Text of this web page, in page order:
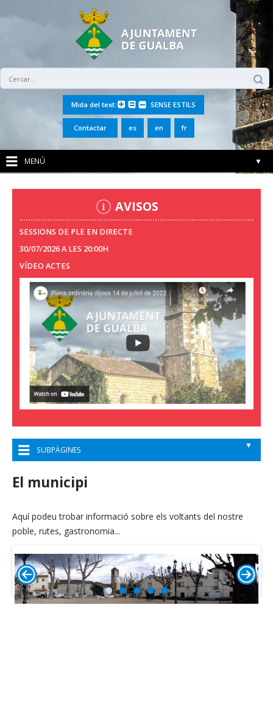
Mida del text: SENSE ESTILS
Contactar es en fr
MENÚ ▼
AVISOS
SESSIONS DE PLE EN DIRECTE
30/07/2026 A LES 20:00H
VÍDEO ACTES
SUBPÀGINES ▼
El municipi
Aquí podeu trobar informació sobre els voltants del nostre
poble, rutes, gastronomia...